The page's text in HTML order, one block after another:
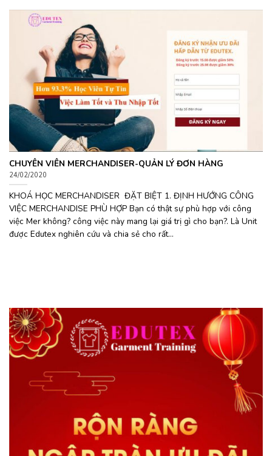
CHUYÊN VIÊN MERCHANDISER-QUẢN LÝ ĐƠN HÀNG
24/02/2020
KHOÁ HỌC MERCHANDISER ĐẶT BIỆT 1. ĐỊNH HƯỚNG CÔNG
VIỆC MERCHANDISE PHÙ HỢP Bạn có thật sự phù hợp với công
việc Mer không? công việc này mang lại giá trị gì cho bạn?. Là Unit
được Edutex nghiên cứu và chia sẻ cho rất...